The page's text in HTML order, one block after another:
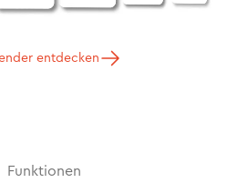
entdecken
Funktionen